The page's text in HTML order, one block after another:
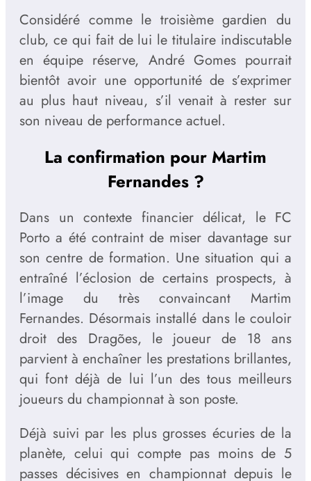
Considéré comme le troisième gardien du
club, ce qui fait de lui le titulaire indiscutable
en équipe réserve, André Gomes pourrait
bientôt avoir une opportunité de s’exprimer
au plus haut niveau, s’il venait à rester sur
son niveau de performance actuel.
La confirmation pour Martim
Fernandes ?
Dans un contexte financier délicat, le FC
Porto a été contraint de miser davantage sur
son centre de formation. Une situation qui a
entraîné l’éclosion de certains prospects, à
l’image du très convaincant Martim
Fernandes. Désormais installé dans le couloir
droit des Dragões, le joueur de 18 ans
parvient à enchaîner les prestations brillantes,
qui font déjà de lui l’un des tous meilleurs
joueurs du championnat à son poste.
Déjà suivi par les plus grosses écuries de la
planète, celui qui compte pas moins de 5
passes décisives en championnat depuis le